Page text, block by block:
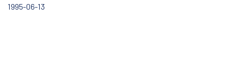
1995-06-13